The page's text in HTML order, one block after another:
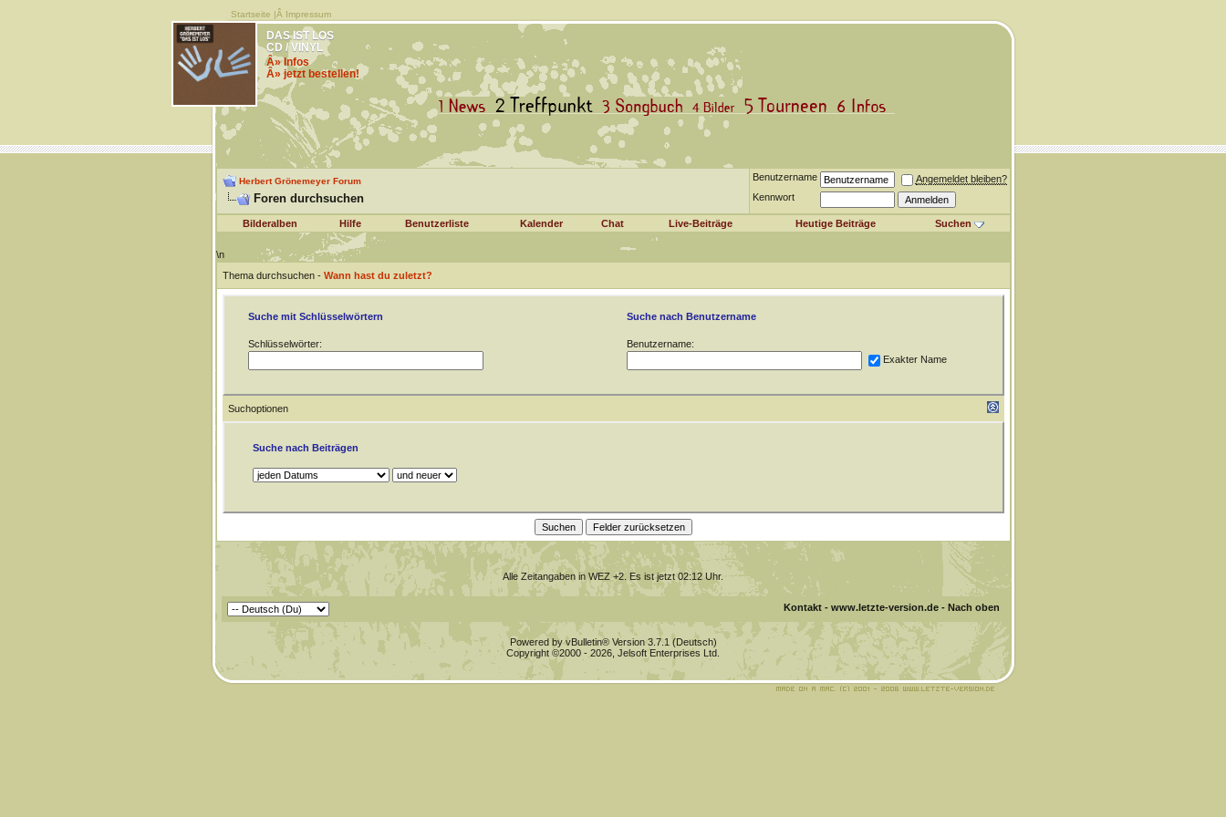
Startseite |Â Impressum
DAS IST LOS
CD / VINYL
Â» Infos
Â» jetzt bestellen!
Herbert Grönemeyer Forum
Foren durchsuchen
Benutzername
Angemeldet bleiben?
Kennwort
Bilderalben Hilfe Benutzerliste Kalender Chat Live-Beiträge Heutige Beiträge Suchen
\n
Thema durchsuchen - Wann hast du zuletzt?
Suche mit Schlüsselwörtern
Schlüsselwörter:
Suche nach Benutzername
Benutzername:
Exakter Name
Suchoptionen
Suche nach Beiträgen
Alle Zeitangaben in WEZ +2. Es ist jetzt02:12Uhr.
Kontakt- www.letzte-version.de- Nach oben
Powered by vBulletin® Version 3.7.1 (Deutsch)
Copyright ©2000 - 2026, Jelsoft Enterprises Ltd.